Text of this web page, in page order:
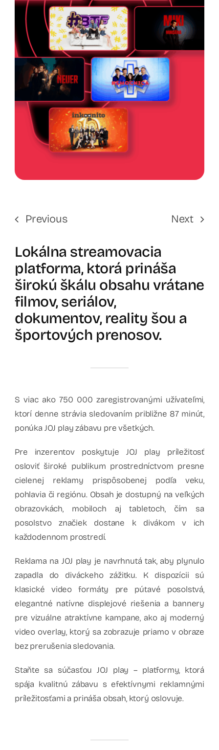
Previous Next
Lokálna streamovacia
platforma, ktorá prináša
širokú škálu obsahu vrátane
filmov, seriálov,
dokumentov, reality šou a
športových prenosov.
S viac ako 750 000 zaregistrovanými užívateľmi,
ktorí denne strávia sledovaním približne 87 minút,
ponúka JOJ play zábavu pre všetkých.
Pre inzerentov poskytuje JOJ play príležitosť
osloviť široké publikum prostredníctvom presne
cielenej reklamy prispôsobenej podľa veku,
pohlavia či regiónu. Obsah je dostupný na veľkých
obrazovkách, mobiloch aj tabletoch, čím sa
posolstvo značiek dostane k divákom v ich
každodennom prostredí.
Reklama na JOJ play je navrhnutá tak, aby plynulo
zapadla do diváckeho zážitku. K dispozícii sú
klasické video formáty pre pútavé posolstvá,
elegantné natívne displejové riešenia a bannery
pre vizuálne atraktívne kampane, ako aj moderný
video overlay, ktorý sa zobrazuje priamo v obraze
bez prerušenia sledovania.
Staňte sa súčasťou JOJ play – platformy, ktorá
spája kvalitnú zábavu s efektívnymi reklamnými
príležitosťami a prináša obsah, ktorý oslovuje.